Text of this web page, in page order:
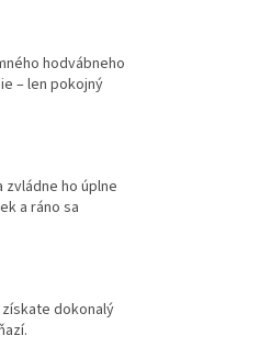
hodvábneho
– len pokojný
ho úplne
a ráno sa
dokonalý